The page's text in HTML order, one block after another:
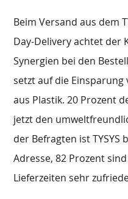
Beim Versand aus dem
Day-Delivery achtet
Synergien bei den
setzt auf die
aus Plastik. 20 Prozent
jetzt den
der Befragten ist TYSYS
Adresse, 82 Prozent
Lieferzeiten sehr